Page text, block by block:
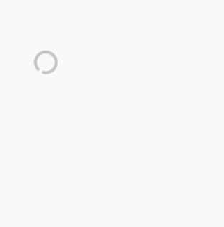
Cap Estel étaient idéales pour le
la soirée.